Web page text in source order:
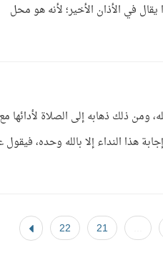
في الأذان الأخير؛ لأنه هو محل
ومن ذلك ذهابه إلى الصلاة لأدائها مع
هذا النداء إلا بالله وحده، فيقول
21
22